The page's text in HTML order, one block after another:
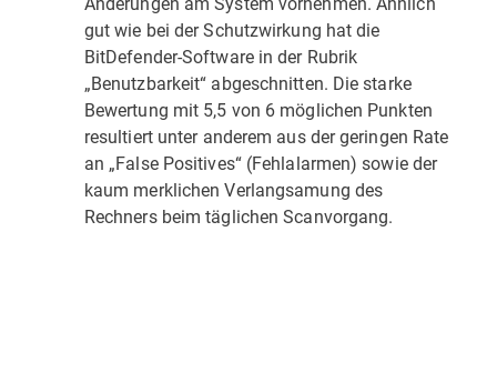
gut wie bei der Schutzwirkung hat die
BitDefender-Software in der Rubrik
„Benutzbarkeit“ abgeschnitten. Die starke
Bewertung mit 5,5 von 6 möglichen Punkten
resultiert unter anderem aus der geringen Rate
an „False Positives“ (Fehlalarmen) sowie der
kaum merklichen Verlangsamung des
Rechners beim täglichen Scanvorgang.